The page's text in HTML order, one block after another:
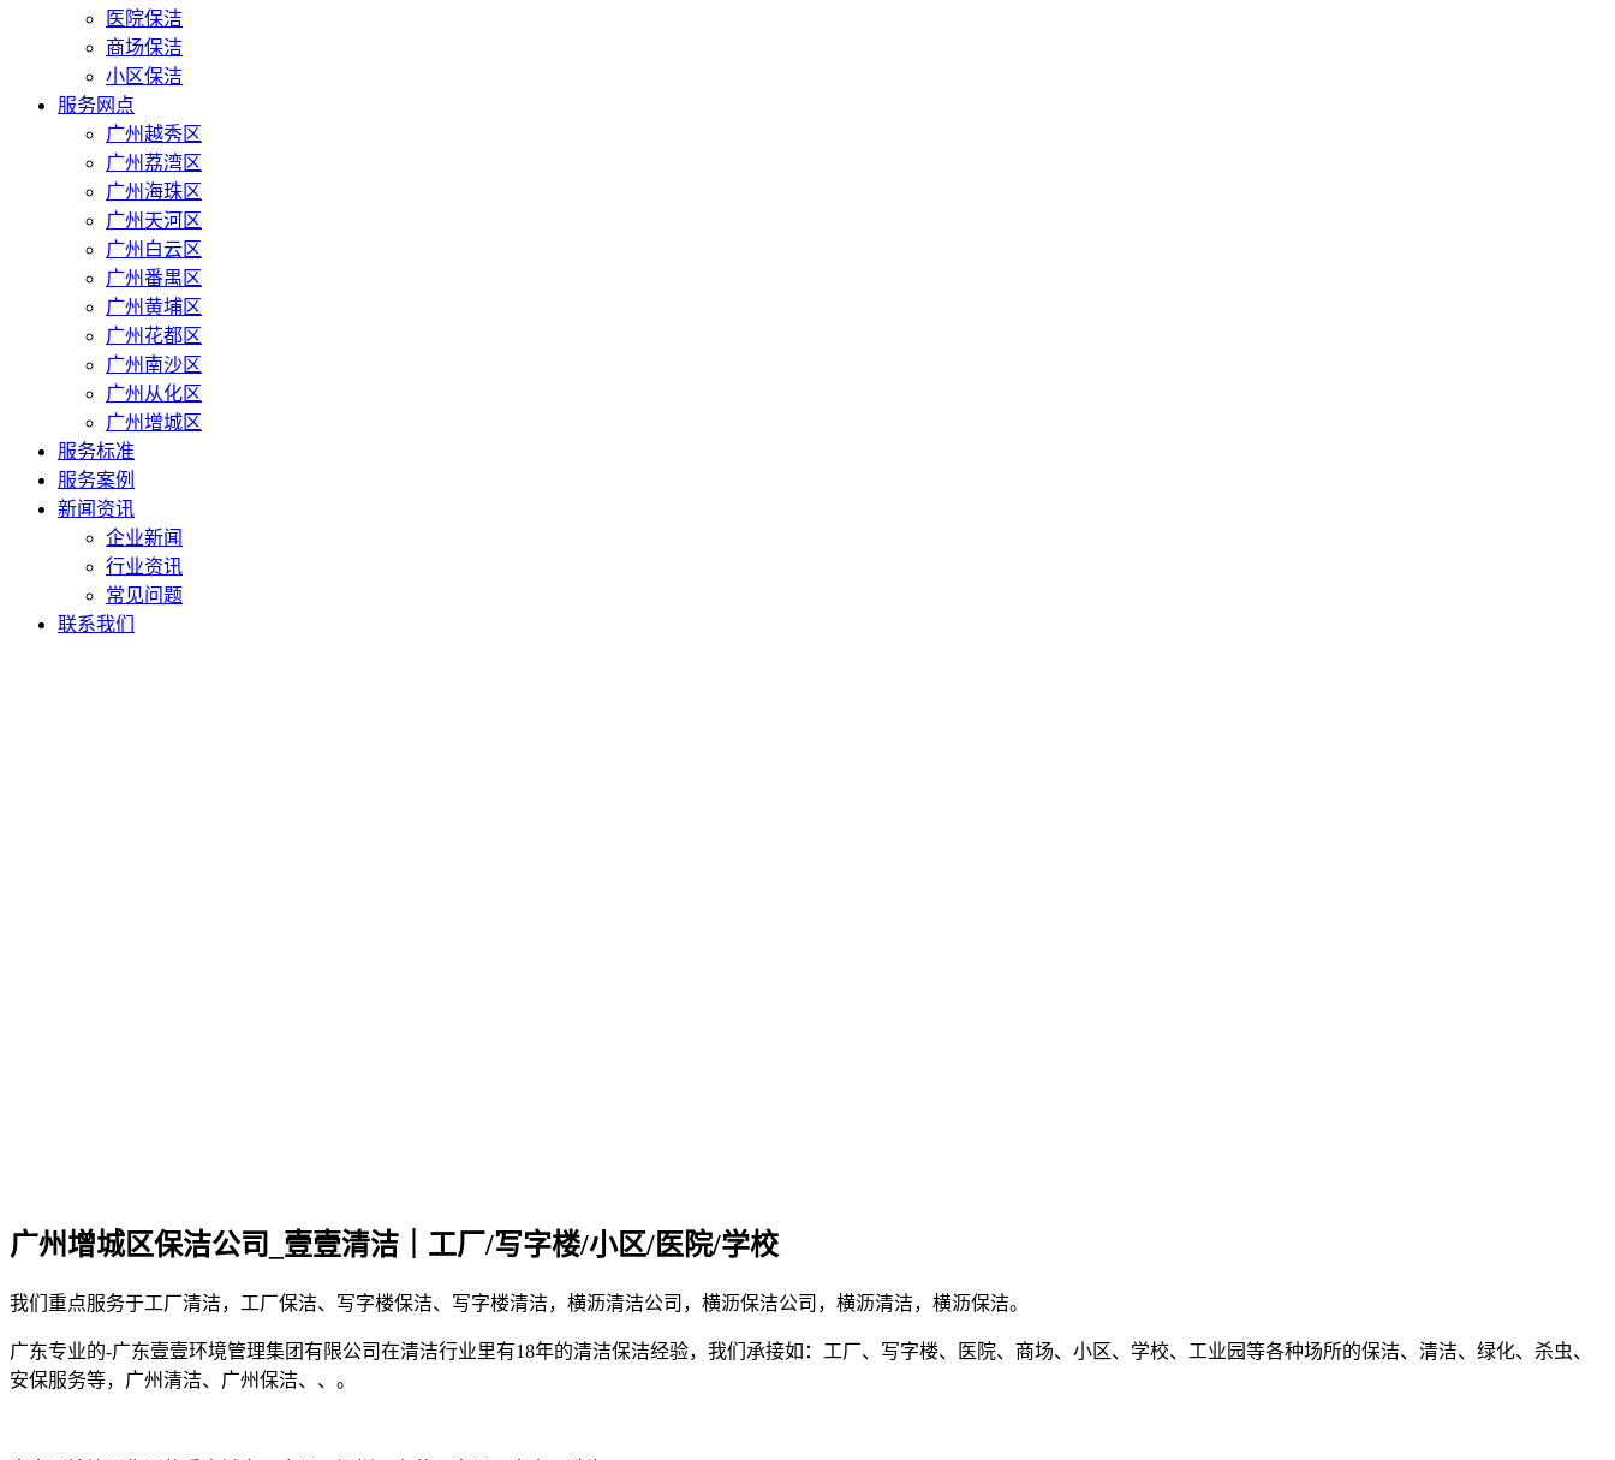
医院保洁
商场保洁
小区保洁
服务网点
广州越秀区
广州荔湾区
广州海珠区
广州天河区
广州白云区
广州番禺区
广州黄埔区
广州花都区
广州南沙区
广州从化区
广州增城区
服务标准
服务案例
新闻资讯
企业新闻
行业资讯
常见问题
联系我们
广州增城区保洁公司_壹壹清洁｜工厂/写字楼/小区/医院/学校
我们重点服务于工厂清洁，工厂保洁、写字楼保洁、写字楼清洁，横沥清洁公司，横沥保洁公司，横沥清洁，横沥保洁。
广东专业的-广东壹壹环境管理集团有限公司在清洁行业里有18年的清洁保洁经验，我们承接如：工厂、写字楼、医院、商场、小区、学校、工业园等各种场所的保洁、清洁、绿化、杀虫、
安保服务等，广州清洁、广州保洁、、。